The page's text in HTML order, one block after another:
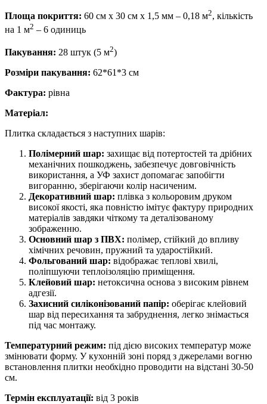
Площа покриття: 60 см х 30 см х 1,5 мм – 0,18 м2, кількість
на 1 м2 – 6 одиниць
Пакування: 28 штук (5 м2)
Розміри пакування: 62*61*3 см
Фактура: рівна
Матеріал:
Плитка складається з наступних шарів:
Полімерний шар: захищає від потертостей та дрібних
механічних пошкоджень, забезпечує довговічність
використання, а УФ захист допомагає запобігти
вигоранню, зберігаючи колір насиченим.
Декоративний шар: плівка з кольоровим друком
високої якості, яка повністю імітує фактуру природних
матеріалів завдяки чіткому та деталізованому
зображенню.
Основний шар з ПВХ: полімер, стійкий до впливу
хімічних речовин, пружний та ударостійкий.
Фольгований шар: відображає теплові хвилі,
поліпшуючи теплоізоляцію приміщення.
Клейовий шар: нетоксична основа з високим рівнем
адгезії.
Захисний силіконізований папір: оберігає клейовий
шар від пересихання та забруднення, легко знімається
під час монтажу.
Температурний режим: під дією високих температур може
змінювати форму. У кухонній зоні поряд з джерелами вогню
встановлення плитки необхідно проводити на відстані 30-50
см.
Термін експлуатації: від 3 років